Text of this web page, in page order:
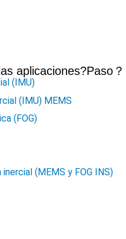
aplicaciones?Paso ？
(IMU)
(IMU) MEMS
(FOG)
(MEMS y FOG INS)